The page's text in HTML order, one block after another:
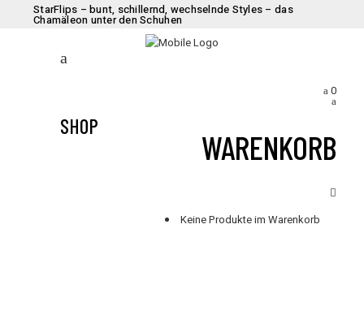
StarFlips – bunt, schillernd, wechselnde Styles – das
Chamäleon unter den Schuhen
0
WARENKORB
Keine Produkte im Warenkorb
SHOP